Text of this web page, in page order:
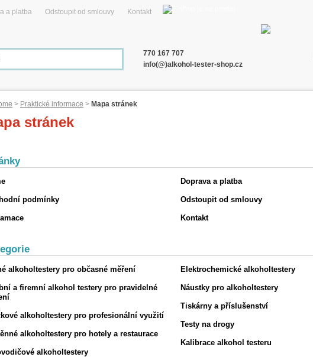
a platba Odstoupit od smlouvy Kontakt
770 167 707
info(@)alkohol-tester-shop.cz
> Praktické informace > Mapa stránek
stránek
podmínky
Doprava a platba
Odstoupit od smlouvy
Kontakt
alkoholtestery pro občasné měření
a firemní alkohol testery pro pravidelné
alkoholtestery pro profesionální využití
alkoholtestery pro hotely a restaurace
alkoholtestery
Elektrochemické alkoholtestery
Náustky pro alkoholtestery
Tiskárny a příslušenství
Testy na drogy
Kalibrace alkohol testeru